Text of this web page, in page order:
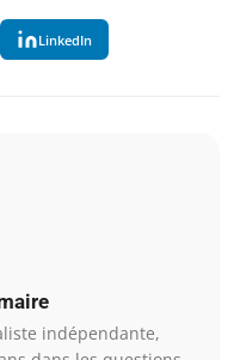
LinkedIn
indépendante,